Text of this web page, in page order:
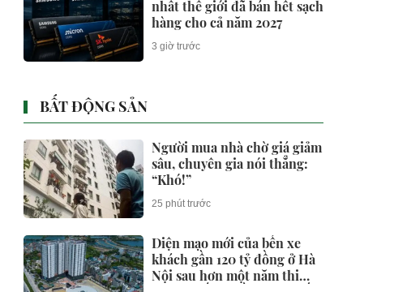
nhất thế giới đã bán hết sạch
hàng cho cả năm 2027
3 giờ trước
BẤT ĐỘNG SẢN
Người mua nhà chờ giá giảm
sâu, chuyên gia nói thẳng:
“Khó!”
25 phút trước
Diện mạo mới của bến xe
khách gần 120 tỷ đồng ở Hà
Nội sau hơn một năm thi